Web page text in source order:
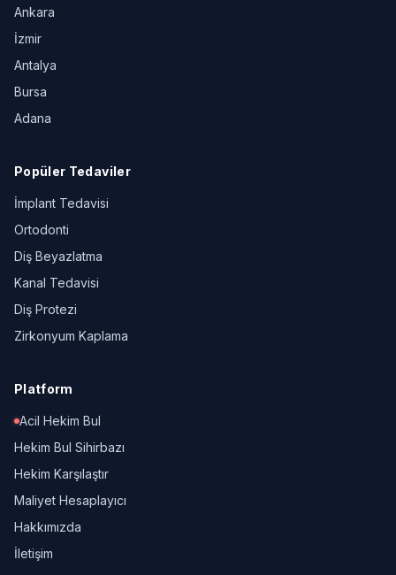
Ankara
İzmir
Antalya
Bursa
Adana
Popüler Tedaviler
İmplant Tedavisi
Ortodonti
Diş Beyazlatma
Kanal Tedavisi
Diş Protezi
Zirkonyum Kaplama
Platform
Acil Hekim Bul
Hekim Bul Sihirbazı
Hekim Karşılaştır
Maliyet Hesaplayıcı
Hakkımızda
İletişim